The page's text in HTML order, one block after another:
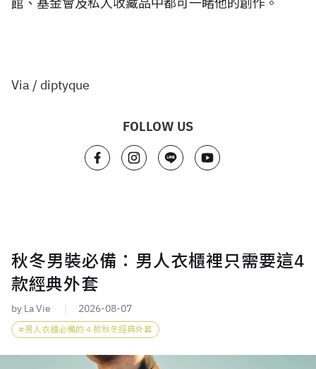
Via / diptyque
FOLLOW US
秋冬男裝必備：男人衣櫃裡只需要這4
款經典外套
by La Vie 2026-08-07
男人衣櫃必備的 4 款秋冬經典外套